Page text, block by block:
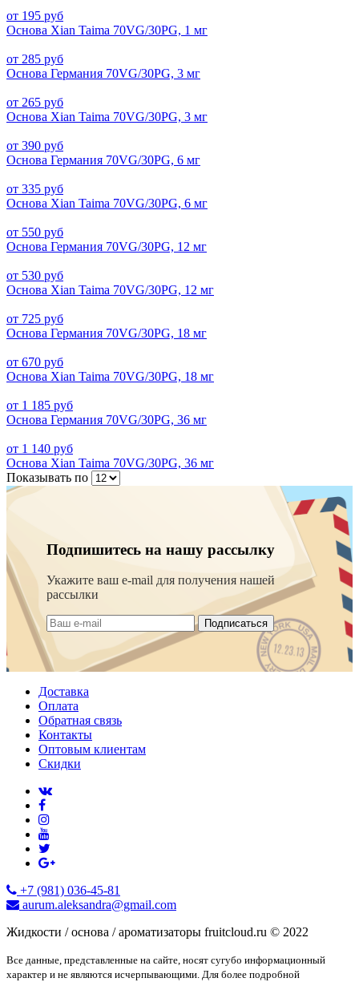
от 195 руб
Основа Xian Taima 70VG/30PG, 1 мг
от 285 руб
Основа Германия 70VG/30PG, 3 мг
от 265 руб
Основа Xian Taima 70VG/30PG, 3 мг
от 390 руб
Основа Германия 70VG/30PG, 6 мг
от 335 руб
Основа Xian Taima 70VG/30PG, 6 мг
от 550 руб
Основа Германия 70VG/30PG, 12 мг
от 530 руб
Основа Xian Taima 70VG/30PG, 12 мг
от 725 руб
Основа Германия 70VG/30PG, 18 мг
от 670 руб
Основа Xian Taima 70VG/30PG, 18 мг
от 1 185 руб
Основа Германия 70VG/30PG, 36 мг
от 1 140 руб
Основа Xian Taima 70VG/30PG, 36 мг
Показывать по
Подпишитесь на нашу рассылку
Укажите ваш e-mail для получения нашей
рассылки
Подписаться
Доставка
Оплата
Обратная связь
Контакты
Оптовым клиентам
Скидки
+7 (981) 036-45-81
aurum.aleksandra@gmail.com
Жидкости / основа / ароматизаторы fruitcloud.ru © 2022
Все данные, представленные на сайте, носят сугубо информационный
характер и не являются исчерпывающими. Для более подробной